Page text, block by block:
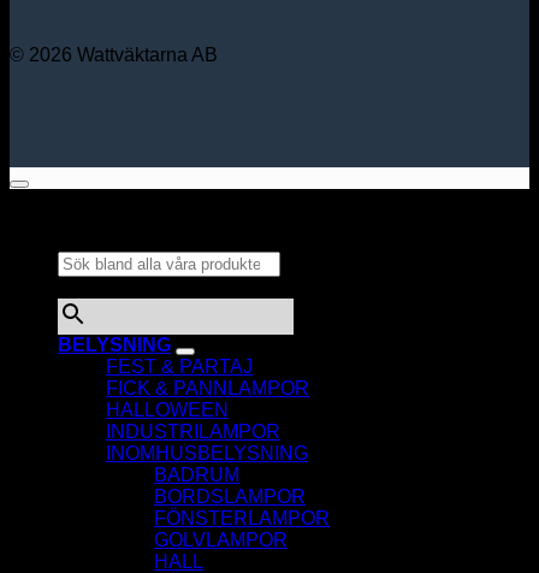
© 2026 Wattväktarna AB
BELYSNING
FEST & PARTAJ
FICK & PANNLAMPOR
HALLOWEEN
INDUSTRILAMPOR
INOMHUSBELYSNING
BADRUM
BORDSLAMPOR
FÖNSTERLAMPOR
GOLVLAMPOR
HALL